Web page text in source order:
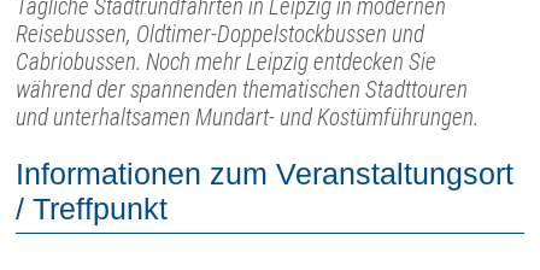
Tägliche Stadtrundfahrten in Leipzig in modernen
Reisebussen, Oldtimer-Doppelstockbussen und
Cabriobussen. Noch mehr Leipzig entdecken Sie
während der spannenden thematischen Stadttouren
und unterhaltsamen Mundart- und Kostümführungen.
Informationen zum Veranstaltungsort
/ Treffpunkt